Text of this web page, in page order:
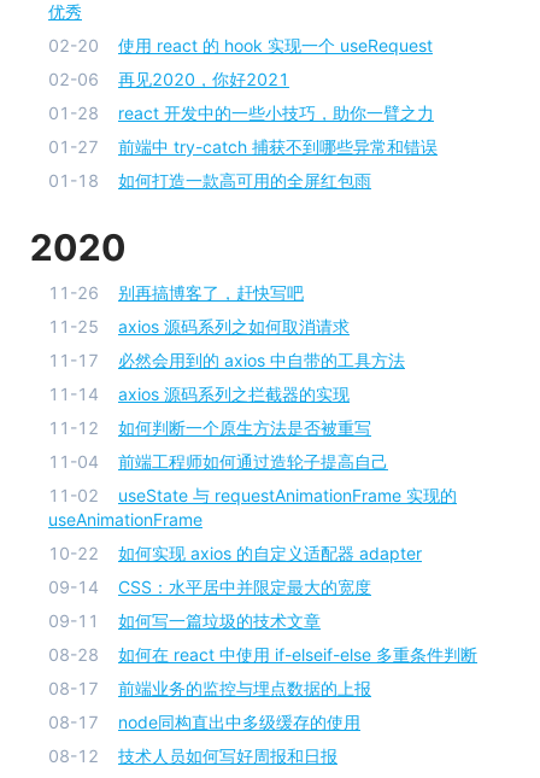
优秀
02-20
使用 react 的 hook 实现一个 useRequest
02-06
再见2020，你好2021
01-28
react 开发中的一些小技巧，助你一臂之力
01-27
前端中 try-catch 捕获不到哪些异常和错误
01-18
如何打造一款高可用的全屏红包雨
2020
11-26
别再搞博客了，赶快写吧
11-25
axios 源码系列之如何取消请求
11-17
必然会用到的 axios 中自带的工具方法
11-14
axios 源码系列之拦截器的实现
11-12
如何判断一个原生方法是否被重写
11-04
前端工程师如何通过造轮子提高自己
11-02
useState 与 requestAnimationFrame 实现的
useAnimationFrame
10-22
如何实现 axios 的自定义适配器 adapter
09-14
CSS：水平居中并限定最大的宽度
09-11
如何写一篇垃圾的技术文章
08-28
如何在 react 中使用 if-elseif-else 多重条件判断
08-17
前端业务的监控与埋点数据的上报
08-17
node同构直出中多级缓存的使用
08-12
技术人员如何写好周报和日报